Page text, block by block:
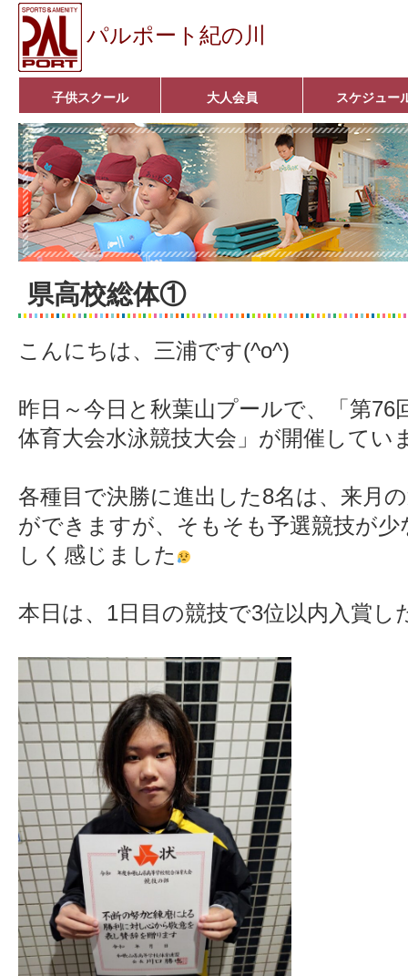
パルポート紀の川
子供スクール
ベビーコース
幼児コース
小学生コース
育成コース
選手コース
キッズパーク(体操教室)
子どもダンス教室
■入会案内■
大人会員
アクア悠々クラブ
いきいきコース
■入会案内■
スケジュー
県高校総体①
こんにちは、三浦です(^o^)
昨日～今日と秋葉山プールで、「第76
体育大会水泳競技大会」が開催してい
各種目で決勝に進出した8名は、来月
ができますが、そもそも予選競技が
しく感じました
本日は、1日目の競技で3位以内入賞し